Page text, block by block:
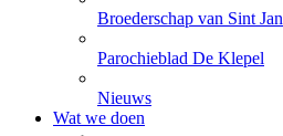
Broederschap van Sint Jan
Parochieblad De Klepel
Nieuws
Wat we doen